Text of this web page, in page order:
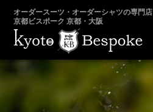
オーダースーツ・オーダーシャツの専門店
京都ビスポーク 京都・大阪